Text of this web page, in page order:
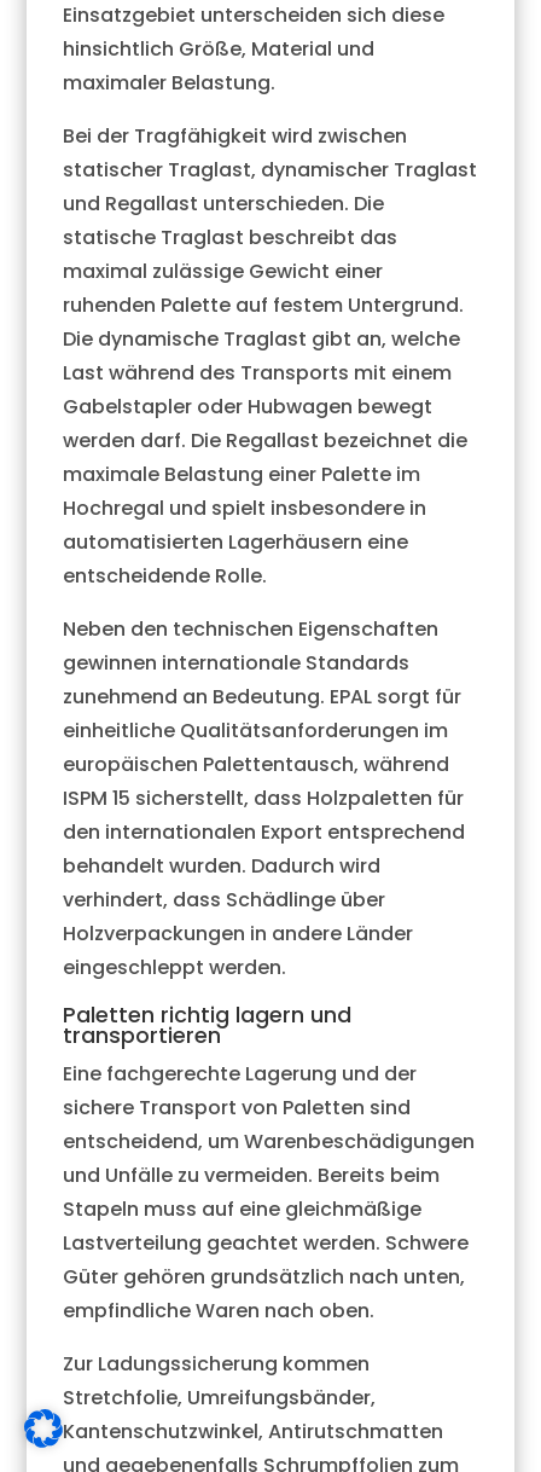
Einsatzgebiet unterscheiden sich diese
hinsichtlich Größe, Material und
maximaler Belastung.
Bei der Tragfähigkeit wird zwischen
statischer Traglast, dynamischer Traglast
und Regallast unterschieden. Die
statische Traglast beschreibt das
maximal zulässige Gewicht einer
ruhenden Palette auf festem Untergrund.
Die dynamische Traglast gibt an, welche
Last während des Transports mit einem
Gabelstapler oder Hubwagen bewegt
werden darf. Die Regallast bezeichnet die
maximale Belastung einer Palette im
Hochregal und spielt insbesondere in
automatisierten Lagerhäusern eine
entscheidende Rolle.
Neben den technischen Eigenschaften
gewinnen internationale Standards
zunehmend an Bedeutung. EPAL sorgt für
einheitliche Qualitätsanforderungen im
europäischen Palettentausch, während
ISPM 15 sicherstellt, dass Holzpaletten für
den internationalen Export entsprechend
behandelt wurden. Dadurch wird
verhindert, dass Schädlinge über
Holzverpackungen in andere Länder
eingeschleppt werden.
Paletten richtig lagern und
transportieren
Eine fachgerechte Lagerung und der
sichere Transport von Paletten sind
entscheidend, um Warenbeschädigungen
und Unfälle zu vermeiden. Bereits beim
Stapeln muss auf eine gleichmäßige
Lastverteilung geachtet werden. Schwere
Güter gehören grundsätzlich nach unten,
empfindliche Waren nach oben.
Zur Ladungssicherung kommen
Stretchfolie, Umreifungsbänder,
Kantenschutzwinkel, Antirutschmatten
und gegebenenfalls Schrumpffolien zum